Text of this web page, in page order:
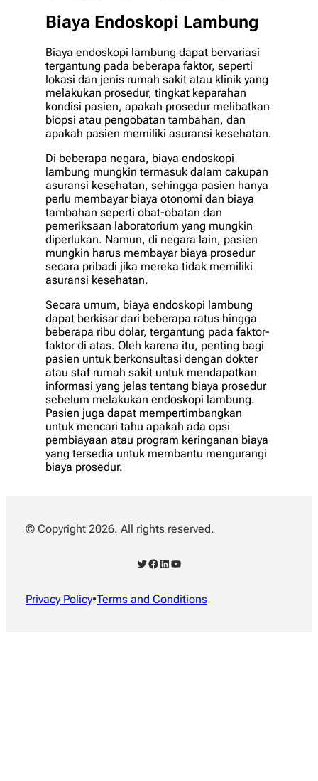
Biaya Endoskopi Lambung
Biaya endoskopi lambung dapat bervariasi
tergantung pada beberapa faktor, seperti
lokasi dan jenis rumah sakit atau klinik yang
melakukan prosedur, tingkat keparahan
kondisi pasien, apakah prosedur melibatkan
biopsi atau pengobatan tambahan, dan
apakah pasien memiliki asuransi kesehatan.
Di beberapa negara, biaya endoskopi
lambung mungkin termasuk dalam cakupan
asuransi kesehatan, sehingga pasien hanya
perlu membayar biaya otonomi dan biaya
tambahan seperti obat-obatan dan
pemeriksaan laboratorium yang mungkin
diperlukan. Namun, di negara lain, pasien
mungkin harus membayar biaya prosedur
secara pribadi jika mereka tidak memiliki
asuransi kesehatan.
Secara umum, biaya endoskopi lambung
dapat berkisar dari beberapa ratus hingga
beberapa ribu dolar, tergantung pada faktor-
faktor di atas. Oleh karena itu, penting bagi
pasien untuk berkonsultasi dengan dokter
atau staf rumah sakit untuk mendapatkan
informasi yang jelas tentang biaya prosedur
sebelum melakukan endoskopi lambung.
Pasien juga dapat mempertimbangkan
untuk mencari tahu apakah ada opsi
pembiayaan atau program keringanan biaya
yang tersedia untuk membantu mengurangi
biaya prosedur.
© Copyright 2026. All rights reserved.
Twitter Facebook LinkedIn YouTube
Privacy Policy•Terms and Conditions